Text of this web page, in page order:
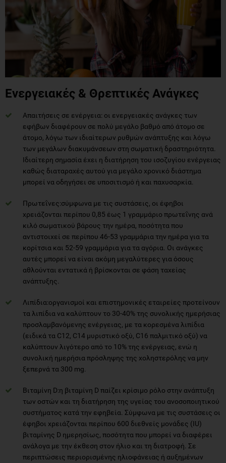
Ενεργειακές & Θρεπτικές Ανάγκες
Απαιτήσεις σε ενέργεια: οι ενεργειακές ανάγκες των
εφήβων διαφέρουν σε πολύ μεγάλο βαθμό από άτομο σε
άτομο, λόγω των ιδιαίτερων ρυθμών ανάπτυξης και λόγω
των μεγάλων διακυμάνσεων στη σωματική δραστηριότητα.
Ιδιαίτερη σημασία έχει η διατήρηση του ισοζυγίου ενέργειας
καθώς διαταραχές αυτού για μεγάλο χρονικό διάστημα
μπορεί να οδηγήσει σε υποσιτισμό ή και παχυσαρκία.
Πρωτεΐνες:σύμφωνα με τις συστάσεις, οι έφηβοι
χρειάζονται περίπου 0,85 έως 1 γραμμάριο πρωτεΐνης ανά
κιλό σωματικού βάρους την ημέρα, ποσότητα που
αντιστοιχεί σε περίπου 46-53 γραμμάρια την ημέρα για τα
κορίτσια και 52-59 γραμμάρια για τα αγόρια. Οι ανάγκες
αυτές μπορεί να είναι ακόμη μεγαλύτερες για όσους
αθλούνται εντατικά ή βρίσκονται σε φάση ταχείας
ανάπτυξης.
Λιπίδια:οργανισμοί και επιστημονικές εταιρείες προτείνουν
τα λιπίδια να καλύπτουν το 30-40% της συνολικής ημερήσιας
προσλαμβανόμενης ενέργειας, με τα κορεσμένα λιπίδια
(ειδικά τα C12, C14 μυριστικό οξύ, C16 παλμιτικό οξύ) να
καλύπτουν λιγότερο από το 10% της ενέργειας, ενώ η
συνολική ημερήσια πρόσληψης της χοληστερόλης να μην
ξεπερνά τα 300 mg.
Βιταμίνη D:η βιταμίνη D παίζει κρίσιμο ρόλο στην ανάπτυξη
των οστών και τη διατήρηση της υγείας του ανοσοποιητικού
συστήματος κατά την εφηβεία. Σύμφωνα με τις συστάσεις οι
έφηβοι χρειάζονται περίπου 600 διεθνείς μονάδες (IU)
βιταμίνης D ημερησίως, ποσότητα που μπορεί να διαφέρει
ανάλογα με την έκθεση στον ήλιο και τη διατροφή. Σε
περιπτώσεις περιορισμένης ηλιοφάνειας ή αυξημένων